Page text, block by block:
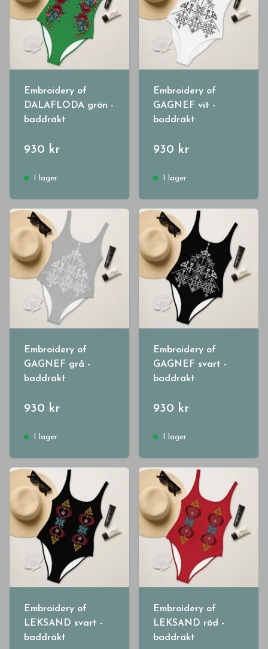
Embroidery of
DALAFLODA grön -
baddräkt
930 kr
I lager
Embroidery of
GAGNEF vit -
baddräkt
930 kr
I lager
Embroidery of
GAGNEF grå -
baddräkt
930 kr
I lager
Embroidery of
GAGNEF svart -
baddräkt
930 kr
I lager
Embroidery of
LEKSAND svart -
baddräkt
Embroidery of
LEKSAND röd -
baddräkt